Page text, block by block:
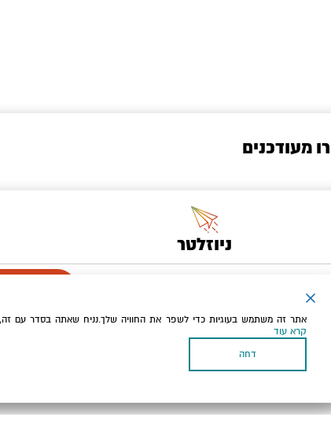
מעודכנים
ניוזלטר
ומסכים/ה למדיניות הפרטיות ולמדיניות הקוקיזשל האתר.
אתר זה משתמש בעוגיות כדי לשפר את החוויה שלך.נניח שאתה בסדר עם
קרא עוד
דחה